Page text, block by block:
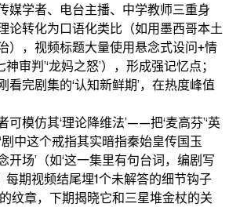
媒学者、电台主播、中学教师三重身
论转化为口语化类比（如用墨西哥本土
），视频标题大量使用悬念式设问+情
审判’‘龙妈之怒’），形成强记忆点；
看完剧集的‘认知新鲜期’，在热度峰值
可模仿其‘理论降维法’——把‘麦高芬’‘英
剧中这个戒指其实暗指秦始皇传国玉
开场’（如‘这一集里有句台词，编剧写
每期视频结尾埋1个未解答的细节钩子
的纹章，下期揭晓它和三星堆金杖的关